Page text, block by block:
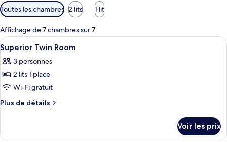
Filtres
disponibles
pour
les
chambres
Toutes les chambres 2 lits 1 lit
Affichage de 7 chambres sur 7
Afficher
toutes
les
photos
pour
ce
chambre :
Une chambre d’hôtel avec deux
8
Superior Twin Room
3 personnes
2 lits 1 place
Wi-Fi gratuit
Plus de détails
Plus
le
Voir les prix